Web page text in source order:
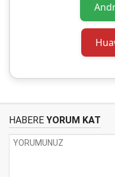
HABERE YORUM KAT